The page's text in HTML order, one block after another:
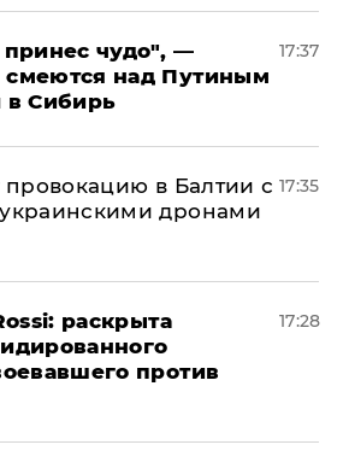
чудо", —
над Путиным
в Сибирь
17:37
провокацию в Балтии с
дронами
17:35
раскрыта
против
17:28